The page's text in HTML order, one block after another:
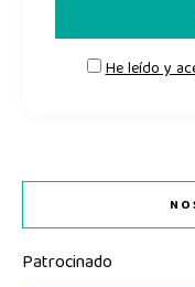
He leído y
Patrocinado